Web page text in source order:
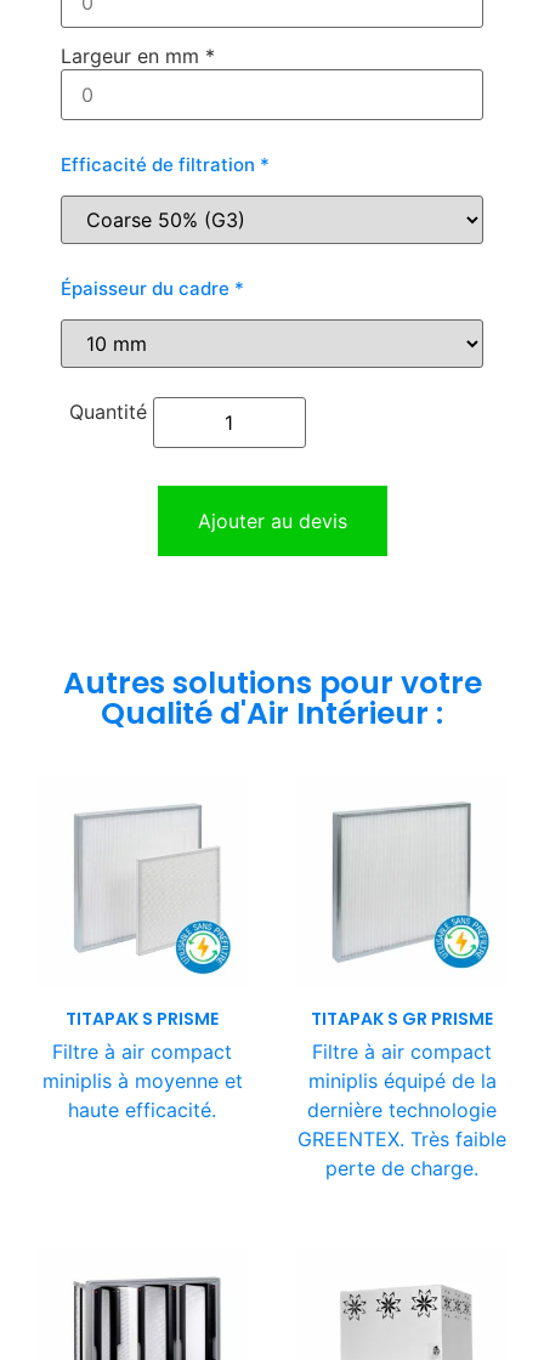
Largeur en mm *
Efficacité de filtration *
Épaisseur du cadre *
Ajouter au devis
Autres solutions pour votre
Qualité d'Air Intérieur :
TITAPAK S PRISME
Filtre à air compact
miniplis à moyenne et
haute efficacité.
TITAPAK S GR PRISME
Filtre à air compact
miniplis équipé de la
dernière technologie
GREENTEX. Très faible
perte de charge.